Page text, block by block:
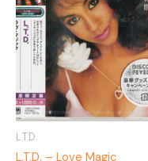
L.T.D.
L.T.D. – Love Magic